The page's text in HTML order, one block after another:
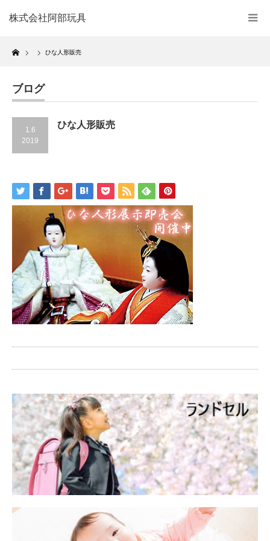
株式会社阿部玩具
Home
ひな人形販売
ブログ
1.6
2019
ひな人形販売